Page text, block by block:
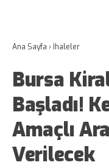
Ana Sayfa › İhaleler
Bursa
Başladı!
Amaçlı
Verilecek